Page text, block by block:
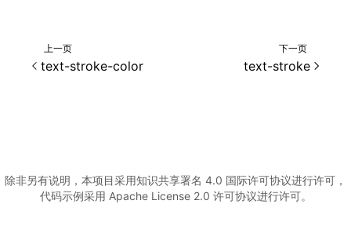
上一页
text-stroke-color
下一页
text-stroke
除非另有说明，本项目采用知识共享署名 4.0 国际许可协议进行许可，
代码示例采用 Apache License 2.0 许可协议进行许可。